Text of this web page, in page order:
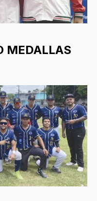
MEDALLAS